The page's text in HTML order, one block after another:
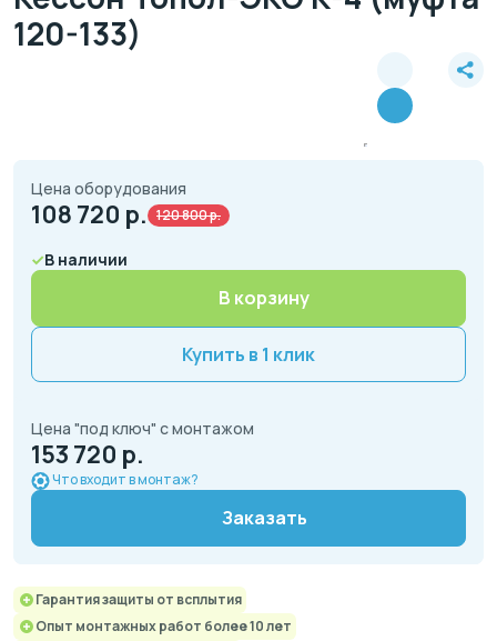
120-133)
Цена оборудования
108 720 р. 120 800 р.
В наличии
В корзину
Купить в 1 клик
Цена "под ключ" с монтажом
153 720 р.
Что входит в монтаж?
Заказать
Гарантия защиты от всплытия
Опыт монтажных работ более 10 лет